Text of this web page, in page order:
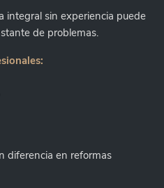
integral sin experiencia puede
de problemas.
diferencia en reformas